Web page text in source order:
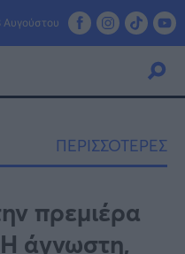
ΠΕΡΙΣΣΟΤΕΡΕΣ
πρεμιέρα
άγνωστη,